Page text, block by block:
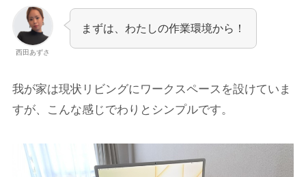
西田あずさ
まずは、わたしの作業環境から！
我が家は現状リビングにワークスペースを設けていま
すが、こんな感じでわりとシンプルです。